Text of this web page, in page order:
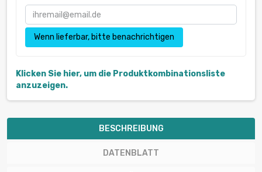
Wenn lieferbar, bitte benachrichtigen
Klicken Sie hier, um die Produktkombinationsliste
anzuzeigen.
BESCHREIBUNG
DATENBLATT